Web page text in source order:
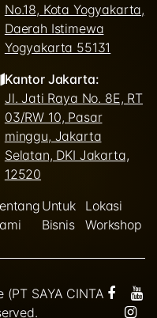
No.18, Kota Yogyakarta,
Daerah Istimewa
Yogyakarta 55131
Kantor Jakarta:
Jl. Jati Raya No. 8E, RT
03/RW 10, Pasar
minggu, Jakarta
Selatan, DKI Jakarta,
12520
Untuk
Bisnis
Lokasi
Workshop
SAYA CINTA